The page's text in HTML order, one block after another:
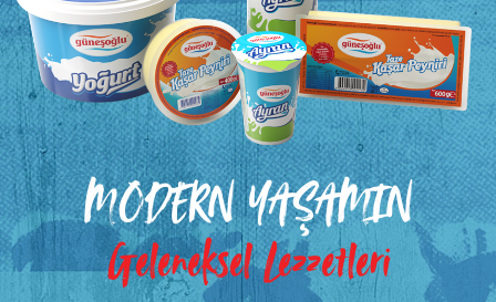
MODERN YAŞAMIN
Geleneksel Lezzetleri